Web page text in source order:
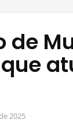
de
2025